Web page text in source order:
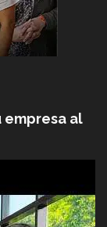
empresa al